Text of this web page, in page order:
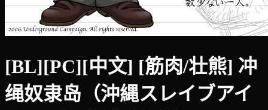
[BL][PC][中文] [筋肉/壮熊] 冲
绳奴隶岛（沖縄スレイブアイ